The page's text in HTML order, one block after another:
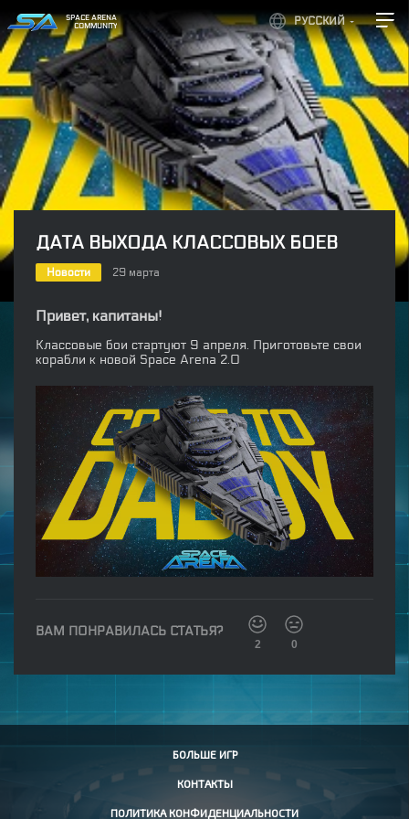
РУССКИЙ
SPACE ARENA
COMMUNITY
ДАТА ВЫХОДА КЛАССОВЫХ БОЕВ
Новости 29 марта
Привет, капитаны!
Классовые бои стартуют 9 апреля. Приготовьте свои
корабли к новой Space Arena 2.0
ВАМ ПОНРАВИЛАСЬ СТАТЬЯ?
2 0
БОЛЬШЕ ИГР
КОНТАКТЫ
ПОЛИТИКА КОНФИДЕНЦИАЛЬНОСТИ